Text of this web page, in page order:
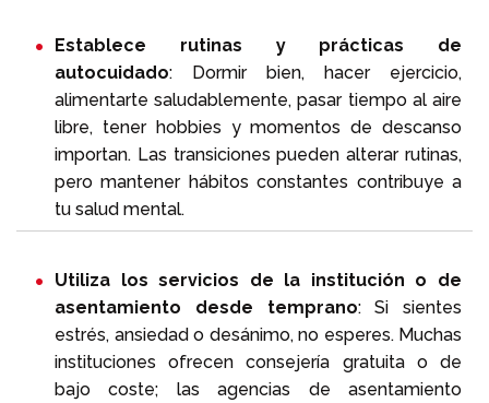
Establece rutinas y prácticas de
autocuidado: Dormir bien, hacer ejercicio,
alimentarte saludablemente, pasar tiempo al aire
libre, tener hobbies y momentos de descanso
importan. Las transiciones pueden alterar rutinas,
pero mantener hábitos constantes contribuye a
tu salud mental.
Utiliza los servicios de la institución o de
asentamiento desde temprano: Si sientes
estrés, ansiedad o desánimo, no esperes. Muchas
instituciones ofrecen consejería gratuita o de
bajo coste; las agencias de asentamiento